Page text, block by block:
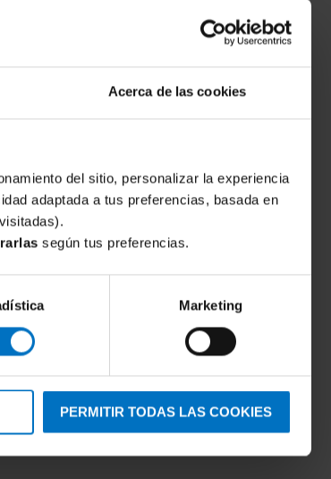
Acerca de las cookies
del sitio, personalizar la experiencia
adaptada a tus preferencias, basada en
según tus preferencias.
Marketing
PERMITIR TODAS LAS COOKIES